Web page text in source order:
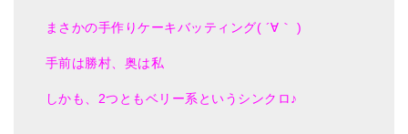
まさかの手作りケーキバッティング( ´∀｀ )
手前は勝村、奥は私
しかも、2つともベリー系というシンクロ♪